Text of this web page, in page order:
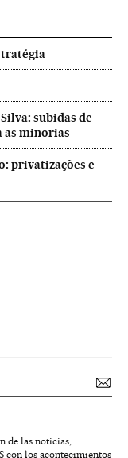
subidas de
as minorias
privatizações e
de las noticias,
con los acontecimientos